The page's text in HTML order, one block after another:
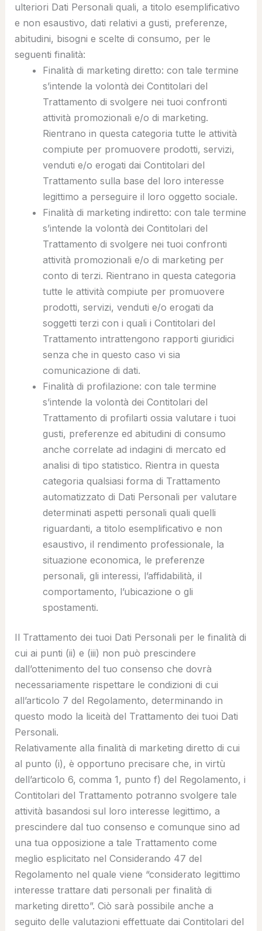
ulteriori Dati Personali quali, a titolo esemplificativo
e non esaustivo, dati relativi a gusti, preferenze,
abitudini, bisogni e scelte di consumo, per le
seguenti finalità:
Finalità di marketing diretto: con tale termine
s’intende la volontà dei Contitolari del
Trattamento di svolgere nei tuoi confronti
attività promozionali e/o di marketing.
Rientrano in questa categoria tutte le attività
compiute per promuovere prodotti, servizi,
venduti e/o erogati dai Contitolari del
Trattamento sulla base del loro interesse
legittimo a perseguire il loro oggetto sociale.
Finalità di marketing indiretto: con tale termine
s’intende la volontà dei Contitolari del
Trattamento di svolgere nei tuoi confronti
attività promozionali e/o di marketing per
conto di terzi. Rientrano in questa categoria
tutte le attività compiute per promuovere
prodotti, servizi, venduti e/o erogati da
soggetti terzi con i quali i Contitolari del
Trattamento intrattengono rapporti giuridici
senza che in questo caso vi sia
comunicazione di dati.
Finalità di profilazione: con tale termine
s’intende la volontà dei Contitolari del
Trattamento di profilarti ossia valutare i tuoi
gusti, preferenze ed abitudini di consumo
anche correlate ad indagini di mercato ed
analisi di tipo statistico. Rientra in questa
categoria qualsiasi forma di Trattamento
automatizzato di Dati Personali per valutare
determinati aspetti personali quali quelli
riguardanti, a titolo esemplificativo e non
esaustivo, il rendimento professionale, la
situazione economica, le preferenze
personali, gli interessi, l’affidabilità, il
comportamento, l’ubicazione o gli
spostamenti.
Il Trattamento dei tuoi Dati Personali per le finalità di
cui ai punti (ii) e (iii) non può prescindere
dall’ottenimento del tuo consenso che dovrà
necessariamente rispettare le condizioni di cui
all’articolo 7 del Regolamento, determinando in
questo modo la liceità del Trattamento dei tuoi Dati
Personali.
Relativamente alla finalità di marketing diretto di cui
al punto (i), è opportuno precisare che, in virtù
dell’articolo 6, comma 1, punto f) del Regolamento, i
Contitolari del Trattamento potranno svolgere tale
attività basandosi sul loro interesse legittimo, a
prescindere dal tuo consenso e comunque sino ad
una tua opposizione a tale Trattamento come
meglio esplicitato nel Considerando 47 del
Regolamento nel quale viene “considerato legittimo
interesse trattare dati personali per finalità di
marketing diretto”. Ciò sarà possibile anche a
seguito delle valutazioni effettuate dai Contitolari del